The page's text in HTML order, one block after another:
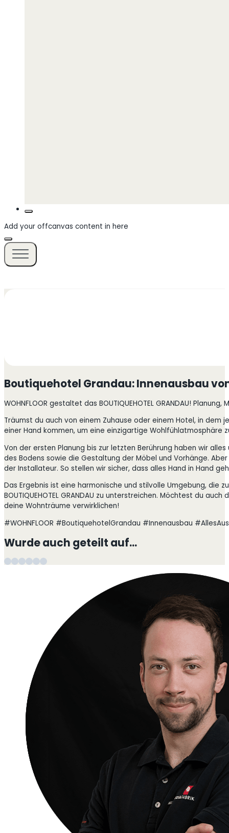
Add your offcanvas content in here
Boutiquehotel Grandau: Innenausbau von
WOHNFLOOR gestaltet das BOUTIQUEHOTEL GRANDAU!
Träumst du auch von einem Zuhause oder einem Hotel, in dem
einer Hand kommen, um eine einzigartige Wohlfühlatmosphäre
Von der ersten Planung bis zur letzten Berührung haben wir
des Bodens sowie die Gestaltung der Möbel und Vorhänge.
der Installateur. So stellen wir sicher, dass alles Hand in Hand
Das Ergebnis ist eine harmonische und stilvolle Umgebung, die
BOUTIQUEHOTEL GRANDAU zu unterstreichen. Möchtest du
deine Wohnträume verwirklichen!
#WOHNFLOOR #BoutiquehotelGrandau #Innenausbau
Wurde auch geteilt auf…